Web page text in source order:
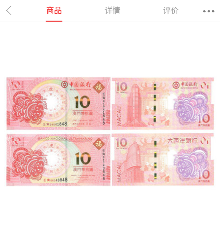
商品 详情 评价